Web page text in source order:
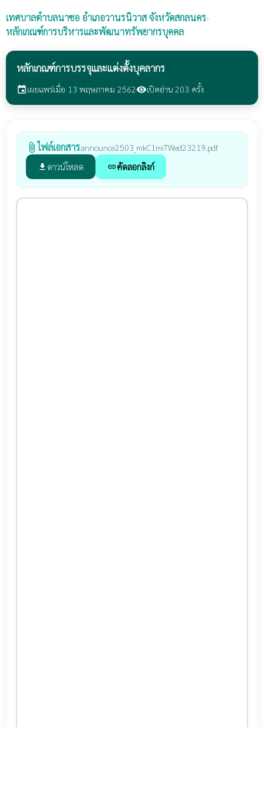
เทศบาลตำบลนาซอ อำเภอวานรนิวาส จังหวัดสกลนคร›
หลักเกณฑ์การบริหารและพัฒนาทรัพยากรบุคคล
หลักเกณฑ์การบรรจุและแต่งตั้งบุคลากร
eventเผยแพร่เมื่อ 13 พฤษภาคม 2562visibilityเปิดอ่าน 203 ครั้ง
attach_file ไฟล์เอกสารannounce2503_mkC1miTWed23219.pdf
file_download ดาวน์โหลด linkคัดลอกลิงก์